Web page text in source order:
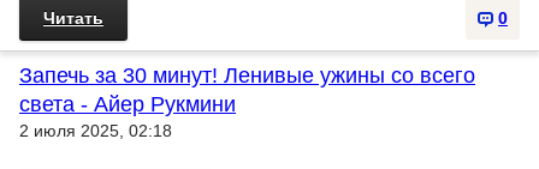
0
Читать
Запечь за 30 минут! Ленивые ужины со всего
света - Айер Рукмини
2 июля 2025, 02:18